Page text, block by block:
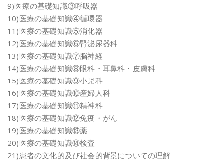
9)医療の基礎知識③呼吸器
10)医療の基礎知識④循環器
11)医療の基礎知識⑤消化器
12)医療の基礎知識⑥腎泌尿器科
13)医療の基礎知識⑦脳神経
14)医療の基礎知識⑧眼科・耳鼻科・皮膚科
15)医療の基礎知識⑨小児科
16)医療の基礎知識⑩産婦人科
17)医療の基礎知識⑪精神科
18)医療の基礎知識⑫免疫・がん
19)医療の基礎知識⑬薬
20)医療の基礎知識⑭検査
21)患者の文化的及び社会的背景についての理解